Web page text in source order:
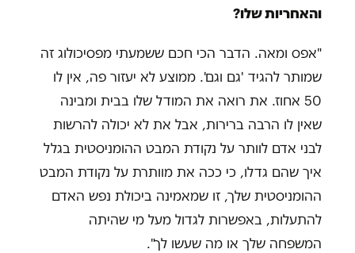
והאחריות שלו?
"אפס ומאה. הדבר הכי חכם ששמעתי מפסיכולוג זה
שמותר להגיד 'גם וגם'. ממוצע לא יעזור פה, אין לו
50 אחוז. את רואה את המודל שלו בבית ומבינה
שאין לו הרבה ברירות, אבל את לא יכולה להרשות
לבני אדם לוותר על נקודת המבט ההומניסטית בגלל
איך שהם גדלו, כי ככה את מוותרת על נקודת המבט
ההומניסטית שלך, זו שמאמינה ביכולת נפש האדם
להתעלות, באפשרות לגדול מעל מי שהיתה
המשפחה שלך או מה שעשו לך".